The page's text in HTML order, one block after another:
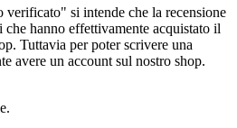
si intende che la recensione
che hanno effettivamente acquistato il
Tuttavia per poter scrivere una
avere un account sul nostro shop.